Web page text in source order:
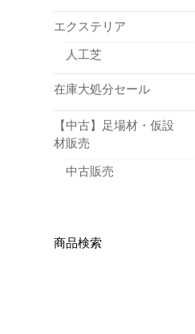
エクステリア
人工芝
在庫大処分セール
【中古】足場材・仮設
材販売
中古販売
商品検索